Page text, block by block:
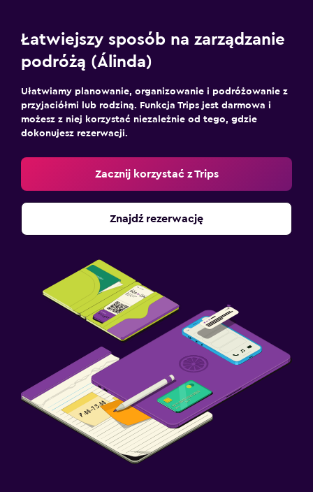
Łatwiejszy sposób na zarządzanie
podróżą (Álinda)
Ułatwiamy planowanie, organizowanie i podróżowanie z
przyjaciółmi lub rodziną. Funkcja Trips jest darmowa i
możesz z niej korzystać niezależnie od tego, gdzie
dokonujesz rezerwacji.
Zacznij korzystać z Trips
Znajdź rezerwację